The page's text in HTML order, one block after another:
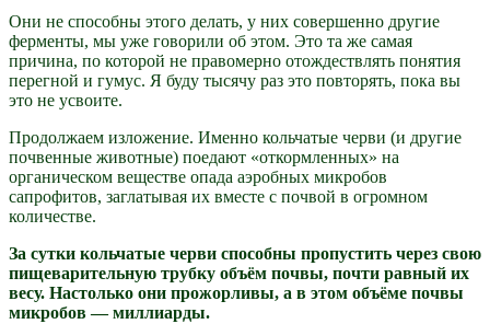
Они не способны этого делать, у них совершенно другие
ферменты, мы уже говорили об этом. Это та же самая
причина, по которой не правомерно отождествлять понятия
перегной и гумус. Я буду тысячу раз это повторять, пока вы
это не усвоите.
Продолжаем изложение. Именно кольчатые черви (и другие
почвенные животные) поедают «откормленных» на
органическом веществе опада аэробных микробов
сапрофитов, заглатывая их вместе с почвой в огромном
количестве.
За сутки кольчатые черви способны пропустить через свою
пищеварительную трубку объём почвы, почти равный их
весу. Настолько они прожорливы, а в этом объёме почвы
микробов — миллиарды.